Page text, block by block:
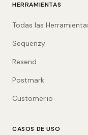
HERRAMIENTAS
Todas las
Sequenzy
Resend
Postmark
Customer.io
CASOS DE USO